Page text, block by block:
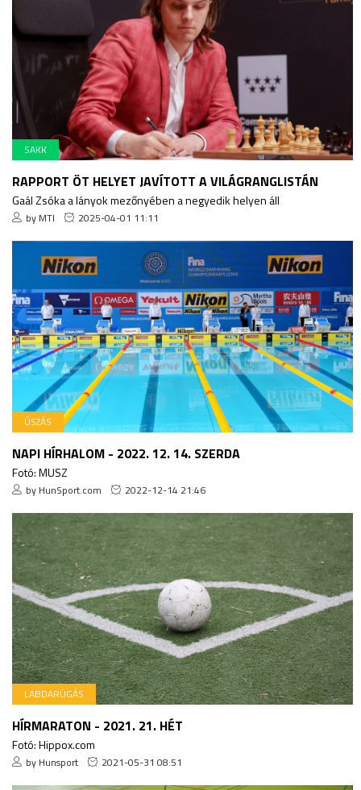
SAKK
RAPPORT ÖT HELYET JAVÍTOTT A VILÁGRANGLISTÁN
Gaál Zsóka a lányok mezőnyében a negyedik helyen áll
by MTI 2025-04-01 11:11
ÚSZÁS
NAPI HÍRHALOM - 2022. 12. 14. SZERDA
Fotó: MUSZ
by HunSport.com 2022-12-14 21:46
LABDARÚGÁS
HÍRMARATON - 2021. 21. HÉT
Fotó: Hippox.com
by Hunsport 2021-05-31 08:51